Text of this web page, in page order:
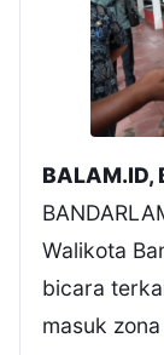
BALAM.ID,
Walikota
bicara
masuk